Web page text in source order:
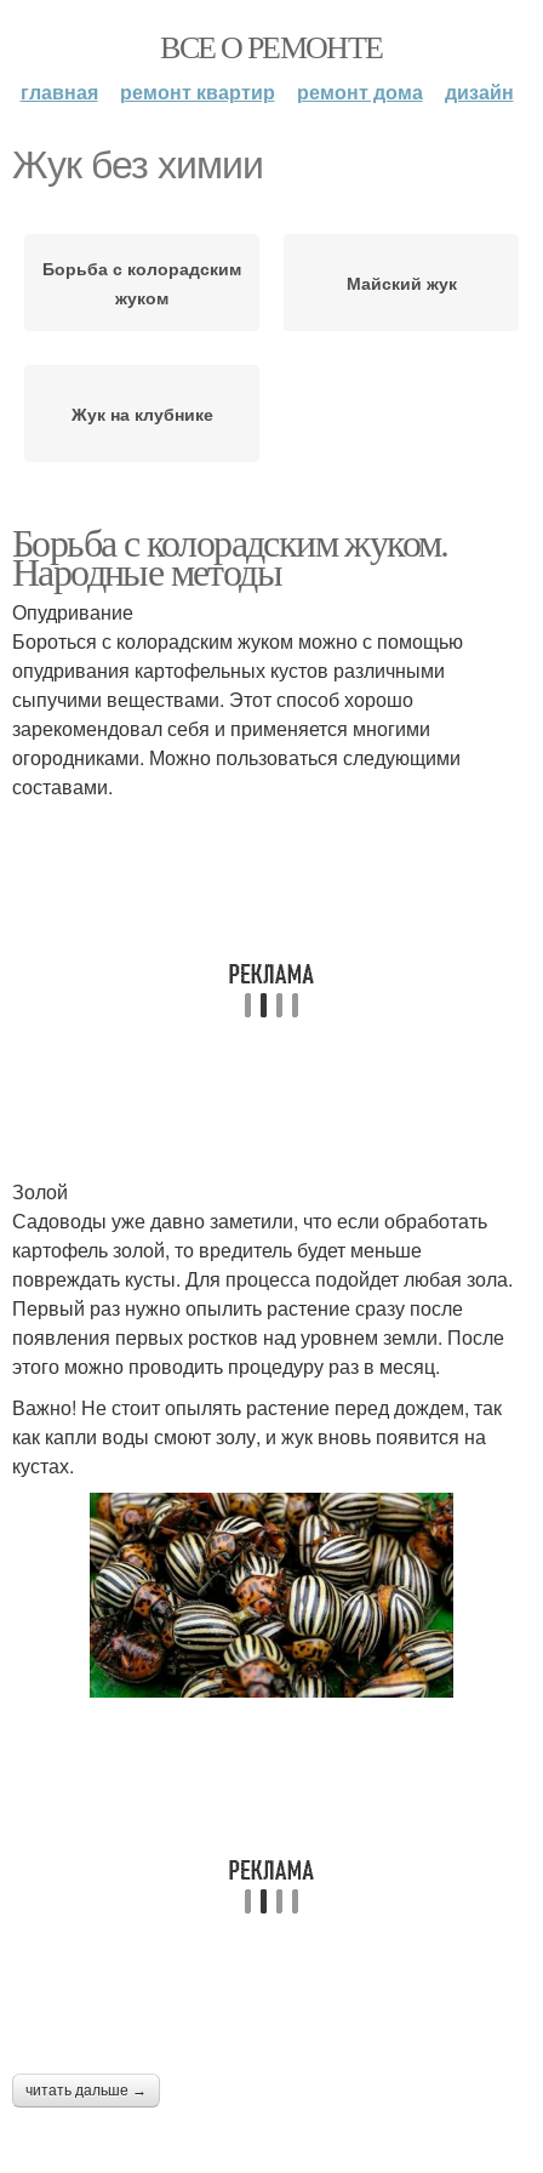
ВСЕ О РЕМОНТЕ
главная ремонт квартир ремонт дома дизайн
Жук без химии
Борьба с колорадским
жуком
Майский жук
Жук на клубнике
Борьба с колорадским жуком.
Народные методы
Опудривание
Бороться с колорадским жуком можно с помощью
опудривания картофельных кустов различными
сыпучими веществами. Этот способ хорошо
зарекомендовал себя и применяется многими
огородниками. Можно пользоваться следующими
составами.
Золой
Садоводы уже давно заметили, что если обработать
картофель золой, то вредитель будет меньше
повреждать кусты. Для процесса подойдет любая зола.
Первый раз нужно опылить растение сразу после
появления первых ростков над уровнем земли. После
этого можно проводить процедуру раз в месяц.
Важно! Не стоит опылять растение перед дождем, так
как капли воды смоют золу, и жук вновь появится на
кустах.
читать дальше →